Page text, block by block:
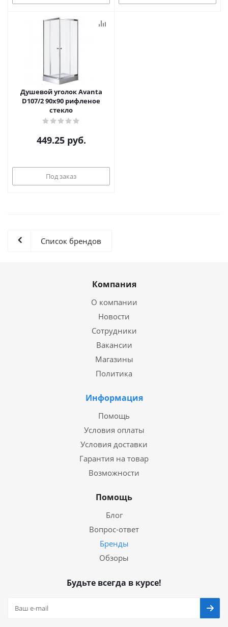
Душевой уголок Avanta
D107/2 90x90 рифленое
стекло
449.25руб.
Под заказ
Список брендов
Компания
О компании
Новости
Сотрудники
Вакансии
Магазины
Политика
Информация
Помощь
Условия оплаты
Условия доставки
Гарантия на товар
Возможности
Помощь
Блог
Вопрос-ответ
Бренды
Обзоры
Будьте всегда в курсе!